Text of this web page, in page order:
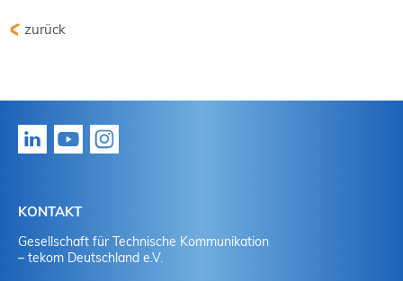
zurück
KONTAKT
Gesellschaft für Technische Kommunikation
– tekom Deutschland e.V.